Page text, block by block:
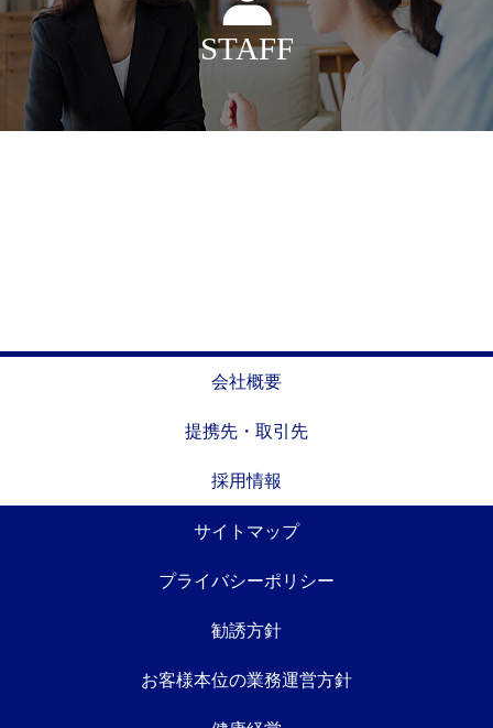
STAFF
会社概要
提携先・取引先
採用情報
サイトマップ
プライバシーポリシー
勧誘方針
お客様本位の業務運営方針